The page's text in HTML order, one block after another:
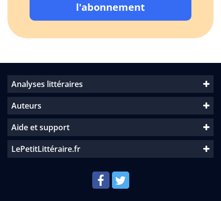
l'abonnement
Analyses littéraires
Auteurs
Aide et support
LePetitLittéraire.fr